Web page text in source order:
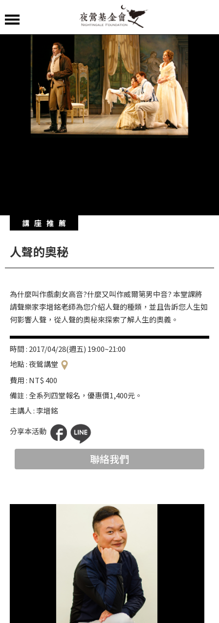
華
納
圖
館
講
與
藝
家
夜
百
科
夜
講座推薦
人聲的奧秘
為什麼叫作戲劇女高音?什麼又叫作威爾第男中音? 本堂課將
請聲樂家李增銘老師為您介紹人聲的種類，並且告訴您人生如
何影響人聲，從人聲的奧秘來探索了解人生的奧義。
時間 : 2017/04/28(週五) 19:00~21:00
地點 : 夜鶯講堂
費用 : NT$ 400
備註 : 全系列四堂報名，優惠價1,400元。
主講人 : 李增銘
分享本活動
聯絡我們